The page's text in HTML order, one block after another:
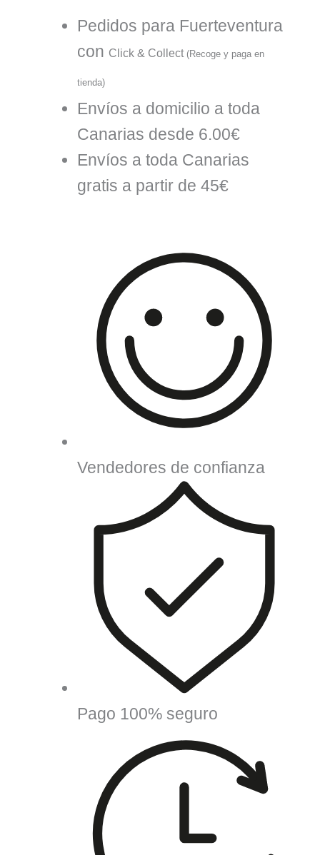
Pedidos para Fuerteventura
con Click & Collect (Recoge y paga en
tienda)
Envíos a domicilio a toda
Canarias desde 6.00€
Envíos a toda Canarias
gratis a partir de 45€
Vendedores de confianza
Pago 100% seguro